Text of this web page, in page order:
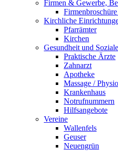
Firmen & Gewerbe,
Kirchliche
Pfarrämter
Kirchen
Gesundheit und
Praktische Ärzte
Zahnarzt
Apotheke
Massage /
Krankenhaus
Notrufnummern
Hilfsangebote
Vereine
Wallenfels
Geuser
Neuengrün